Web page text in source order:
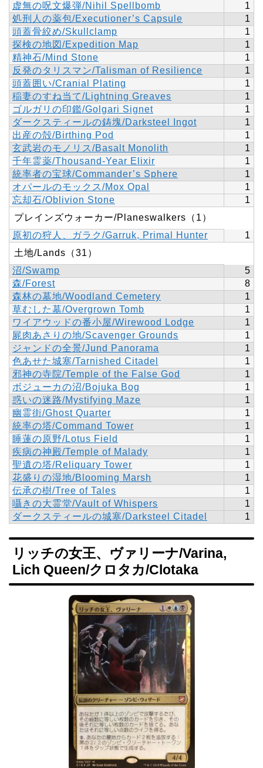
虚無の呪文爆弾/Nihil Spellbomb
1
処刑人の薬包/Executioner’s Capsule
1
頭蓋骨絞め/Skullclamp
1
探検の地図/Expedition Map
1
精神石/Mind Stone
1
反発のタリスマン/Talisman of Resilience
1
頭蓋囲い/Cranial Plating
1
稲妻のすね当て/Lightning Greaves
1
ゴルガリの印鑑/Golgari Signet
1
ダークスティールの鋳塊/Darksteel Ingot
1
出産の殻/Birthing Pod
1
玄武岩のモノリス/Basalt Monolith
1
千年霊薬/Thousand-Year Elixir
1
統率者の宝球/Commander’s Sphere
1
オパールのモックス/Mox Opal
1
忘却石/Oblivion Stone
1
プレインズウォーカー/Planeswalkers（1）
原初の狩人、ガラク/Garruk, Primal Hunter
1
土地/Lands（31）
沼/Swamp
5
森/Forest
8
森林の墓地/Woodland Cemetery
1
草むした墓/Overgrown Tomb
1
ワイアウッドの番小屋/Wirewood Lodge
1
屍肉あさりの地/Scavenger Grounds
1
ジャンドの全景/Jund Panorama
1
色あせた城塞/Tarnished Citadel
1
邪神の寺院/Temple of the False God
1
ボジューカの沼/Bojuka Bog
1
惑いの迷路/Mystifying Maze
1
幽霊街/Ghost Quarter
1
統率の塔/Command Tower
1
睡蓮の原野/Lotus Field
1
疾病の神殿/Temple of Malady
1
聖遺の塔/Reliquary Tower
1
花盛りの湿地/Blooming Marsh
1
伝承の樹/Tree of Tales
1
囁きの大霊堂/Vault of Whispers
1
ダークスティールの城塞/Darksteel Citadel
1
リッチの女王、ヴァリーナ/Varina,
Lich Queen/クロタカ/Clotaka